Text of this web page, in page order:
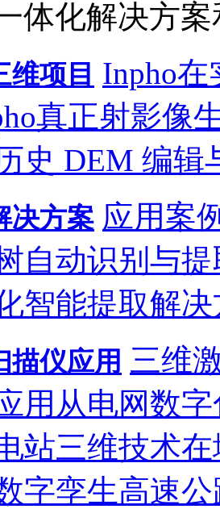
体化解决方
维项目 Inpho
真正射影像
史 DEM 编辑
决方案 应用案
自动识别与提
智能提取解
描仪应用 三维
用 从电网数
站三维技术
字孪生高速